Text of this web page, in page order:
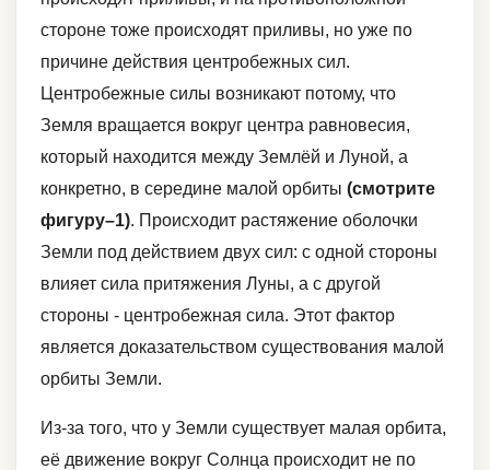
стороне тоже происходят приливы, но уже по
причине действия центробежных сил.
Центробежные силы возникают потому, что
Земля вращается вокруг центра равновесия,
который находится между Землёй и Луной, а
конкретно, в середине малой орбиты (смотрите
фигуру–1). Происходит растяжение оболочки
Земли под действием двух сил: с одной стороны
влияет сила притяжения Луны, а с другой
стороны - центробежная сила. Этот фактор
является доказательством существования малой
орбиты Земли.
Из-за того, что у Земли существует малая орбита,
её движение вокруг Солнца происходит не по